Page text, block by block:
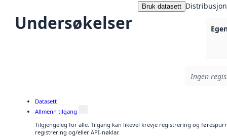
Undersøkelser
Bruk datasett
Ingen
Datasett
Allmenn tilgang
Tilgjengeleg for alle. Tilgang kan likevel krevje registrering og
registrering og/eller API-nøklar.